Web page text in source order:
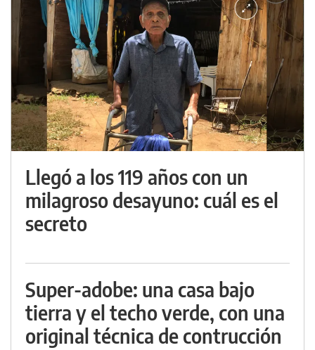
Llegó a los 119 años con un
milagroso desayuno: cuál es el
secreto
Super-adobe: una casa bajo
tierra y el techo verde, con una
original técnica de contrucción